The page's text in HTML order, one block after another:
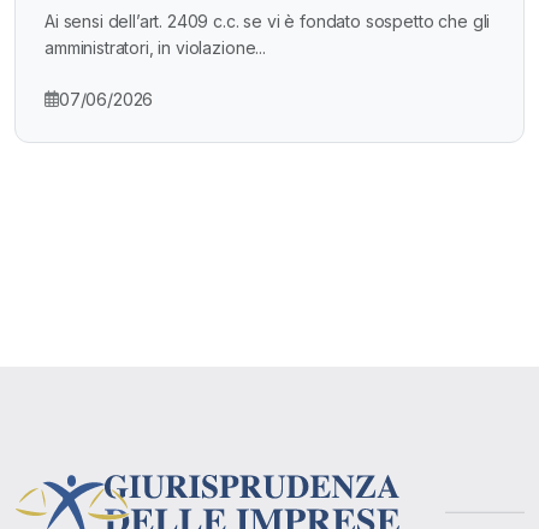
Ai sensi dell’art. 2409 c.c. se vi è fondato sospetto che gli
amministratori, in violazione...
07/06/2026